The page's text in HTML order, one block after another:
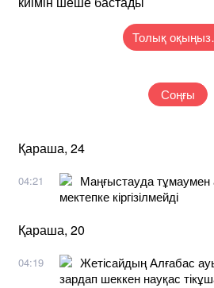
Толық
Соңғы
Қараша, 24
04:21
Маңғыстауда
мектепке кіргізілмейді
Қараша, 20
04:19
Жетісайдың Алғабас
зардап шеккен науқас